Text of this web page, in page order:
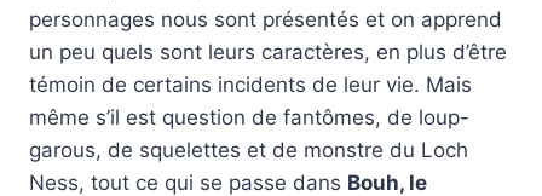
personnages nous sont présentés et on apprend
un peu quels sont leurs caractères, en plus d’être
témoin de certains incidents de leur vie. Mais
même s’il est question de fantômes, de loup-
garous, de squelettes et de monstre du Loch
Ness, tout ce qui se passe dans Bouh, le